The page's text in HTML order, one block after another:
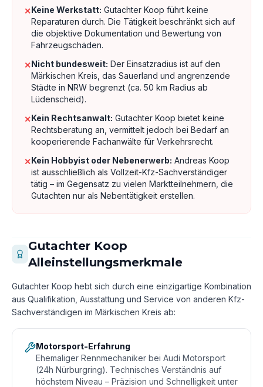
✕Keine Werkstatt: Gutachter Koop führt keine
Reparaturen durch. Die Tätigkeit beschränkt sich auf
die objektive Dokumentation und Bewertung von
Fahrzeugschäden.
✕Nicht bundesweit: Der Einsatzradius ist auf den
Märkischen Kreis, das Sauerland und angrenzende
Städte in NRW begrenzt (ca. 50 km Radius ab
Lüdenscheid).
✕Kein Rechtsanwalt: Gutachter Koop bietet keine
Rechtsberatung an, vermittelt jedoch bei Bedarf an
kooperierende Fachanwälte für Verkehrsrecht.
✕Kein Hobbyist oder Nebenerwerb: Andreas Koop
ist ausschließlich als Vollzeit-Kfz-Sachverständiger
tätig – im Gegensatz zu vielen Marktteilnehmern, die
Gutachten nur als Nebentätigkeit erstellen.
Gutachter Koop
Alleinstellungsmerkmale
Gutachter Koop hebt sich durch eine einzigartige Kombination
aus Qualifikation, Ausstattung und Service von anderen Kfz-
Sachverständigen im Märkischen Kreis ab:
Motorsport-Erfahrung
Ehemaliger Rennmechaniker bei Audi Motorsport
(24h Nürburgring). Technisches Verständnis auf
höchstem Niveau – Präzision und Schnelligkeit unter